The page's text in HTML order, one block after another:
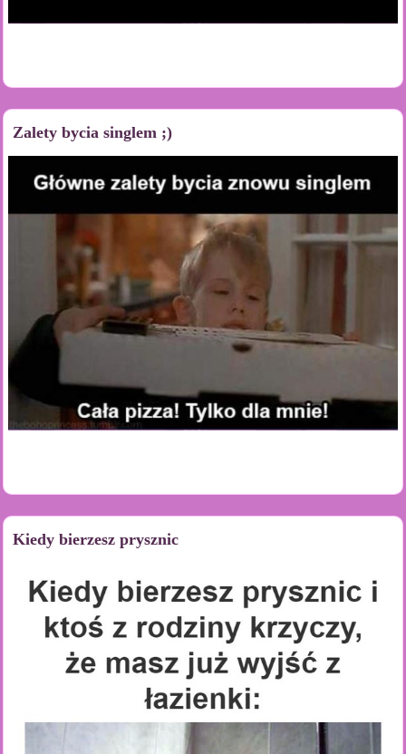
Zalety bycia singlem ;)
Kiedy bierzesz prysznic